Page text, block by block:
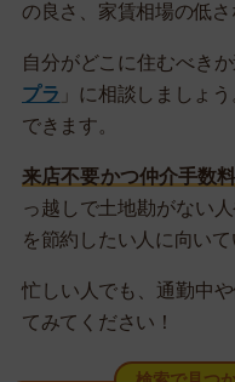
の良さ、家賃相場の低
自分がどこに住むべき
プラ 」に相談しましょ
できます。
来店不要かつ仲介手数
っ越しで土地勘がない
を節約したい人に向いて
忙しい人でも、通勤中
てみてください！